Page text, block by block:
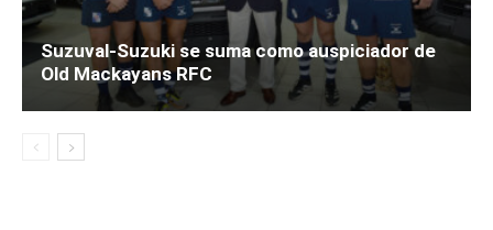
Suzuval-Suzuki se suma como auspiciador de
Old Mackayans RFC